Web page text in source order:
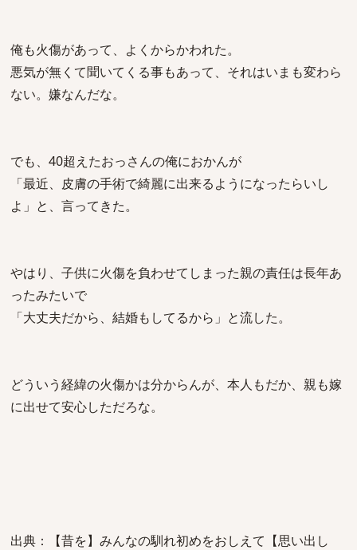
俺も火傷があって、よくからかわれた。
悪気が無くて聞いてくる事もあって、それはいまも変わら
ない。嫌なんだな。
でも、40超えたおっさんの俺におかんが
「最近、皮膚の手術で綺麗に出来るようになったらいし
よ」と、言ってきた。
やはり、子供に火傷を負わせてしまった親の責任は長年あ
ったみたいで
「大丈夫だから、結婚もしてるから」と流した。
どういう経緯の火傷かは分からんが、本人もだか、親も嫁
に出せて安心しただろな。
出典：【昔を】みんなの馴れ初めをおしえて【思い出し